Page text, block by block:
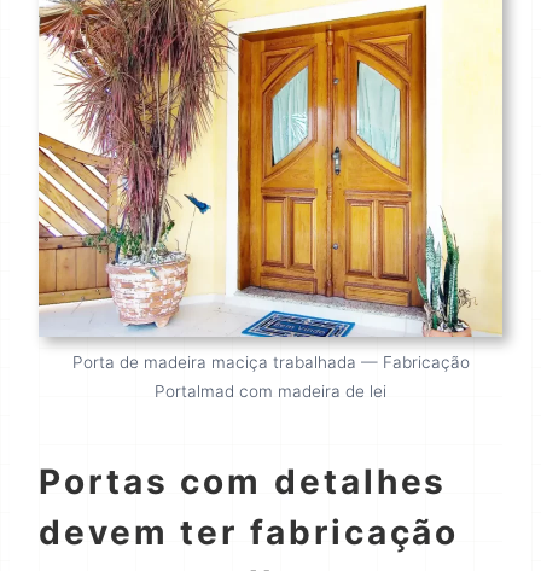
Porta de madeira maciça trabalhada — Fabricação
Portalmad com madeira de lei
Portas com detalhes
devem ter fabricação